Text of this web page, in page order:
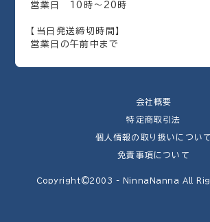
営業日 10時～20時
【当日発送締切時間】
営業日の午前中まで
会社概要
特定商取引法
個人情報の取り扱いについて
免責事項について
Copyright©2003 - NinnaNanna All